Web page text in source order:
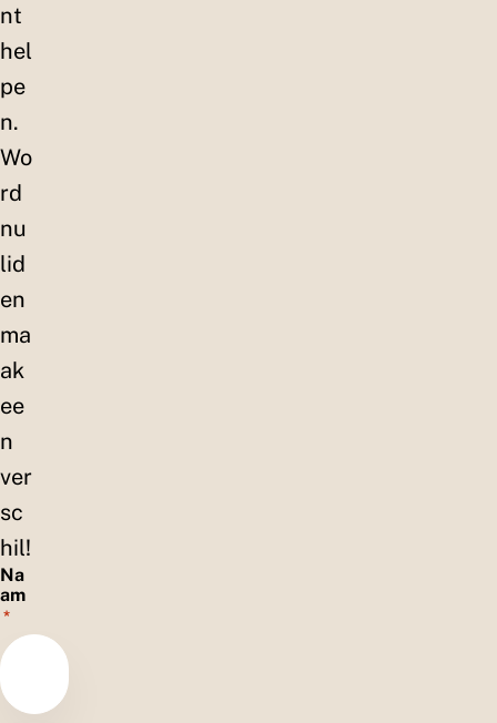
nt
hel
pe
n.
Wo
rd
nu
lid
en
ma
ak
ee
n
ver
sc
hil!
Na
am
*